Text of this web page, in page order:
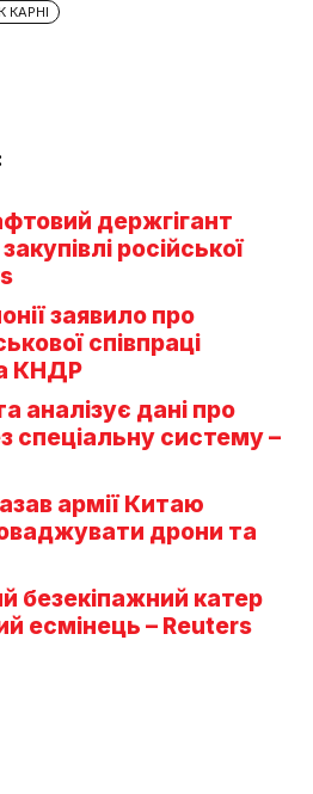
КАРНІ
держгігант
російської
заявило про
співпраці
КНДР
аналізує дані про
спеціальну систему –
армії Китаю
дрони та
безекіпажний катер
есмінець – Reuters